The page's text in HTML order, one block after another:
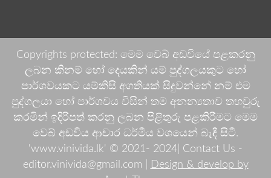
Copyrights protected: මෙම වෙබ් අඩවියේ පළකරනු
ලබන කිනම් හෝ දෙයකින් යම් පුද්ගලයකුට හෝ
පාර්ශවයකට යම්කිසි අගතියක් සිදුවන්නේ නම් එම
පුද්ගලයා හෝ පාර්ශවය විසින් තම අනන්‍යතාව තහවුරු
කරමින් ඉදිරිපත් කරනු ලබන පිළිතුරු පළකිරීමට මෙම
වෙබ් අඩවිය ආචාර ධර්මීය වශයෙන් බැඳී සිටී.
'www.vinivida.lk' © 2021- 2024| Contact Us -
editor.vinivida@gmail.com |
Design & develop by